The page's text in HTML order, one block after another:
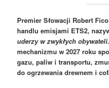
Premier Słowacji Robert
handlu emisjami ETS2,
uderzy w zwykłych obywateli.
mechanizmu w 2027 roku
gazu, paliw i transportu,
do ogrzewania drewnem i